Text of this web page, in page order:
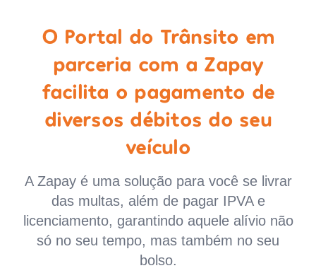
O Portal do Trânsito em
parceria com a Zapay
facilita o pagamento de
diversos débitos do seu
veículo
A Zapay é uma solução para você se livrar
das multas, além de pagar IPVA e
licenciamento, garantindo aquele alívio não
só no seu tempo, mas também no seu
bolso.